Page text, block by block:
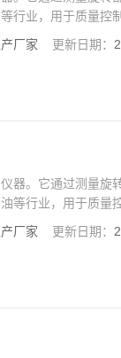
行业，用于质量控
产厂家 更新日期：
器。它通过测量旋
等行业，用于质量
产厂家 更新日期：